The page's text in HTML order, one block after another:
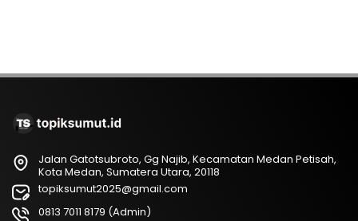
Jalan Gatotsubroto, Gg Najib, Kecamatan Medan Petisah,
Kota Medan, Sumatera Utara, 20118
topiksumut2025@gmail.com
0813 7011 8179 (Admin)